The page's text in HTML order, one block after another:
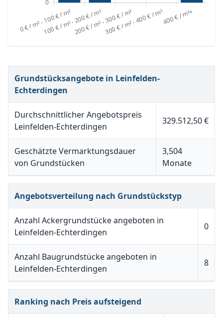
Grundstücksangebote in Leinfelden-
Echterdingen
Durchschnittlicher Angebotspreis
Leinfelden-Echterdingen
329.512,50 €
Geschätzte Vermarktungsdauer
von Grundstücken
3,504
Monate
Angebotsverteilung nach Grundstückstyp
Anzahl Ackergrundstücke angeboten in
Leinfelden-Echterdingen
0
Anzahl Baugrundstücke angeboten in
Leinfelden-Echterdingen
8
Ranking nach Preis aufsteigend